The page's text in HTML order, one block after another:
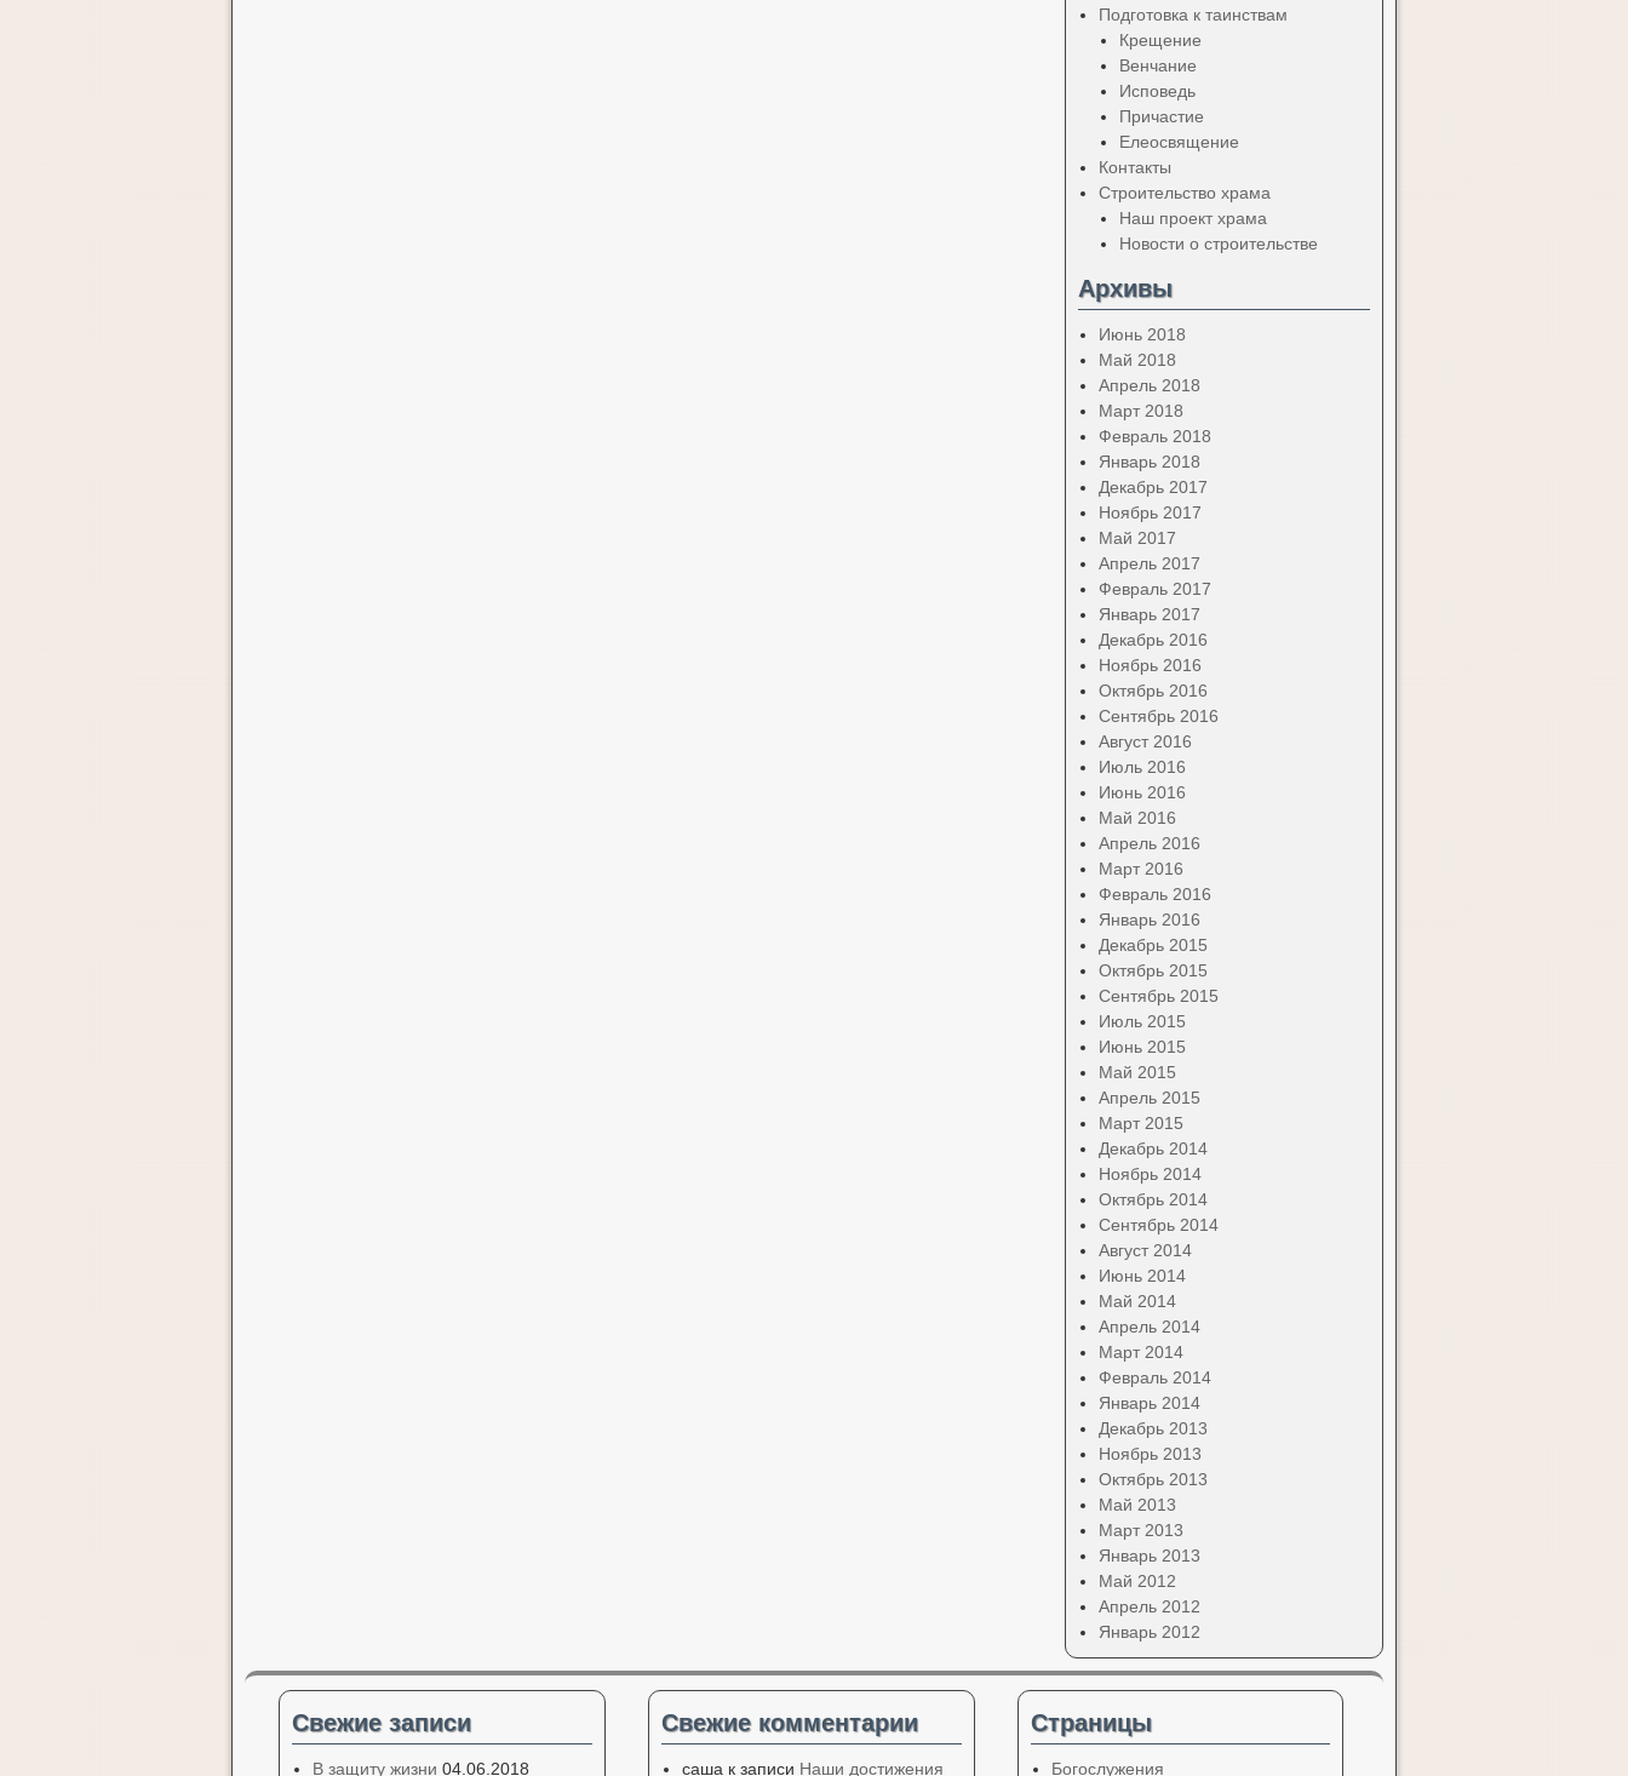
Подготовка к таинствам
Крещение
Венчание
Исповедь
Причастие
Елеосвящение
Контакты
Строительство храма
Наш проект храма
Новости о строительстве
Архивы
Июнь 2018
Май 2018
Апрель 2018
Март 2018
Февраль 2018
Январь 2018
Декабрь 2017
Ноябрь 2017
Май 2017
Апрель 2017
Февраль 2017
Январь 2017
Декабрь 2016
Ноябрь 2016
Октябрь 2016
Сентябрь 2016
Август 2016
Июль 2016
Июнь 2016
Май 2016
Апрель 2016
Март 2016
Февраль 2016
Январь 2016
Декабрь 2015
Октябрь 2015
Сентябрь 2015
Июль 2015
Июнь 2015
Май 2015
Апрель 2015
Март 2015
Декабрь 2014
Ноябрь 2014
Октябрь 2014
Сентябрь 2014
Август 2014
Июнь 2014
Май 2014
Апрель 2014
Март 2014
Февраль 2014
Январь 2014
Декабрь 2013
Ноябрь 2013
Октябрь 2013
Май 2013
Март 2013
Январь 2013
Май 2012
Апрель 2012
Январь 2012
Свежие записи
В защиту жизни 04.06.2018
Свежие комментарии
саша к записи Наши достижения
Страницы
Богослужения